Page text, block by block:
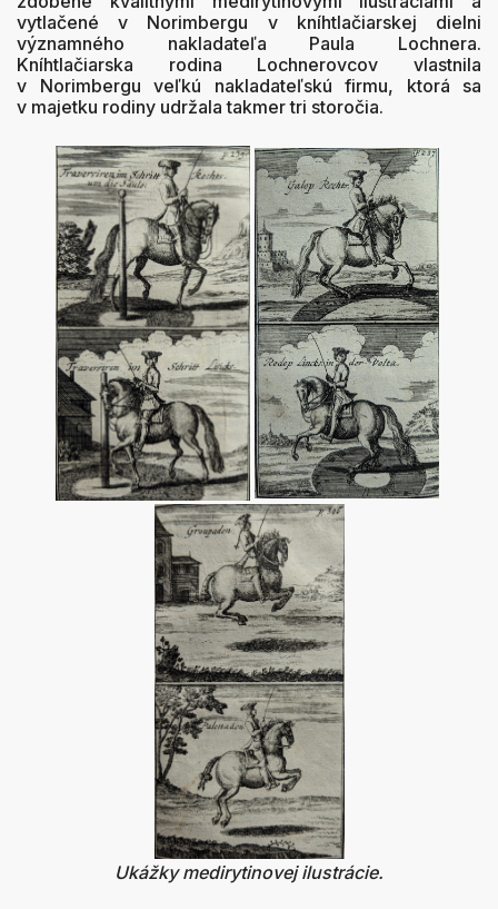
vytlačené v Norimbergu v kníhtlačiarskej dielni
významného nakladateľa Paula Lochnera.
Kníhtlačiarska rodina Lochnerovcov vlastnila
v Norimbergu veľkú nakladateľskú firmu, ktorá sa
v majetku rodiny udržala takmer tri storočia.
Ukážky medirytinovej ilustrácie.